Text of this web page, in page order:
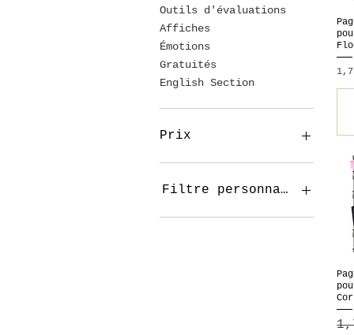
Outils d'évaluations
Affiches
Émotions
Gratuités
English Section
Prix
0 $CA
Filtre personnalisé
Préscolaire